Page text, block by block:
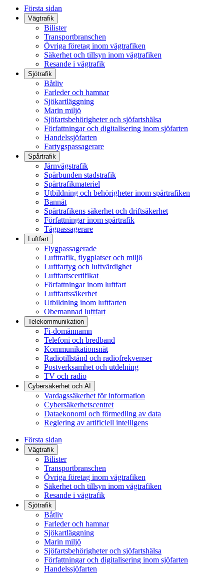
Första sidan
Vägtrafik
Bilister
Transportbranschen
Övriga företag inom vägtrafiken
Säkerhet och tillsyn inom vägtrafiken
Resande i vägtrafik
Sjötrafik
Båtliv
Farleder och hamnar
Sjökartläggning
Marin miljö
Sjöfartsbehörigheter och sjöfartshälsa
Författningar och digitalisering inom sjöfarten
Handelssjöfarten
Fartygspassagerare
Spårtrafik
Järnvägstrafik
Spårbunden stadstrafik
Spårtrafikmateriel
Utbildning och behörigheter inom spårtrafiken
Bannät
Spårtrafikens säkerhet och driftsäkerhet
Författningar inom spårtrafik
Tågpassagerare
Luftfart
Flygpassagerade
Lufttrafik, flygplatser och miljö
Luftfartyg och luftvärdighet
Luftfartscertifikat
Författningar inom luftfart
Luftfartssäkerhet
Utbildning inom luftfarten
Obemannad luftfart
Telekommunikation
Fi-domännamn
Telefoni och bredband
Kommunikationsnät
Radiotillstånd och radiofrekvenser
Postverksamhet och utdelning
TV och radio
Cybersäkerhet och AI
Vardagssäkerhet för information
Cybersäkerhetscentret
Dataekonomi och förmedling av data
Reglering av artificiell intelligens
Första sidan
Vägtrafik
Bilister
Transportbranschen
Övriga företag inom vägtrafiken
Säkerhet och tillsyn inom vägtrafiken
Resande i vägtrafik
Sjötrafik
Båtliv
Farleder och hamnar
Sjökartläggning
Marin miljö
Sjöfartsbehörigheter och sjöfartshälsa
Författningar och digitalisering inom sjöfarten
Handelssjöfarten